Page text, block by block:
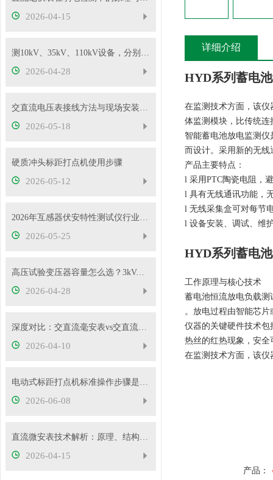
2026-04-15
测10kV、35kV、110kV设备，分别选哪种高压试验变压器？
2026-04-28
交直流电压表接线方法与现场安装实操教程
2026-05-18
硬质冲头标距打点机使用步骤
2026-05-12
2026年互感器伏安特性测试仪行业发展概况
2026-05-25
高压试验变压器容量怎么选？3kVA、5kVA、10kVA够用吗
2026-04-28
深度对比：交直流毫安表vs交直流安培表vs交直流伏特表
2026-04-10
电动式标距打点机标准操作步骤是什么？5mm/10mm 标距怎么切换？
2026-06-08
直流微安表技术解析：原理、结构与应用要点
2026-04-15
详细介绍
HYD系列蓄电
在监测技术方面，该
体监测模块，比传统
智能蓄电池放电监测
而设计。采用新的无
产品主要特点：
l 采用PTC陶瓷电阻，
l 具有无线通讯功能，
l 无线采集盒可对每节
l 设备安装、调试、维
HYD系列蓄电
工作原理与核心技术
蓄电池恒流放电负载
。放电过程由智能芯
仪器的关键硬件技术
热丝的红热现象，安
在监测技术方面，该
产品：